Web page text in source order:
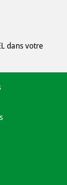
dans votre